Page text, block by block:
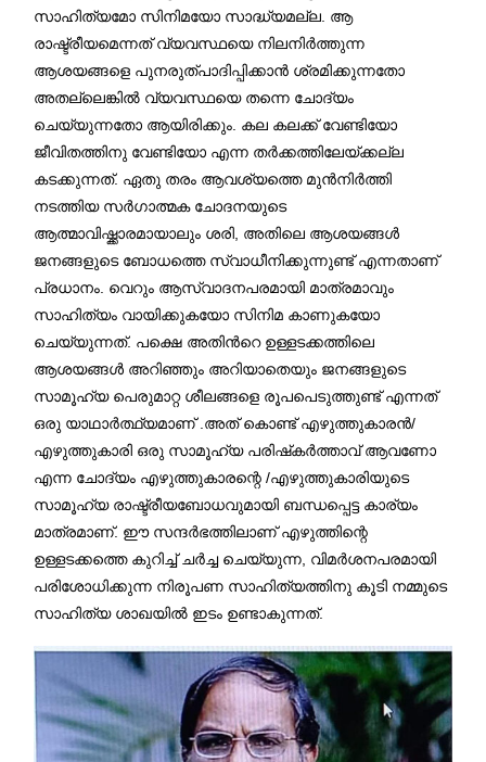
സാഹിത്യമോ സിനിമയോ സാദ്ധ്യമല്ല. ആ
രാഷ്ട്രീയമെന്നത് വ്യവസ്ഥയെ നിലനിർത്തുന്ന
ആശയങ്ങളെ പുനരുത്പാദിപ്പിക്കാൻ ശ്രമിക്കുന്നതോ
അതല്ലെങ്കില്‍ വ്യവസ്ഥയെ തന്നെ ചോദ്യം
ചെയ്യുന്നതോ ആയിരിക്കും. കല കലക്ക് വേണ്ടിയോ
ജീവിതത്തിനു വേണ്ടിയോ എന്ന തർക്കത്തിലേയ്ക്കല്ല
കടക്കുന്നത്. ഏതു തരം ആവശ്യത്തെ മുൻനിർത്തി
നടത്തിയ സർഗാത്മക ചോദനയുടെ
ആത്മാവിഷ്ക്കാരമായാലും ശരി, അതിലെ ആശയങ്ങൾ
ജനങ്ങളുടെ ബോധത്തെ സ്വാധീനിക്കുന്നുണ്ട് എന്നതാണ്
പ്രധാനം. വെറും ആസ്വാദനപരമായി മാത്രമാവും
സാഹിത്യം വായിക്കുകയോ സിനിമ കാണുകയോ
ചെയ്യുന്നത്. പക്ഷെ അതിന്‍റെ ഉള്ളടക്കത്തിലെ
ആശയങ്ങൾ അറിഞ്ഞും അറിയാതെയും ജനങ്ങളുടെ
സാമൂഹ്യ പെരുമാറ്റ ശീലങ്ങളെ രൂപപെടുത്തുണ്ട് എന്നത്
ഒരു യാഥാർത്ഥ്യമാണ് .അത് കൊണ്ട് എഴുത്തുകാരൻ/
എഴുത്തുകാരി ഒരു സാമൂഹ്യ പരിഷ്‌കർത്താവ് ആവണോ
എന്ന ചോദ്യം എഴുത്തുകാരന്റെ /എഴുത്തുകാരിയുടെ
സാമൂഹ്യ രാഷ്ട്രീയബോധവുമായി ബന്ധപ്പെട്ട കാര്യം
മാത്രമാണ്. ഈ സന്ദര്‍ഭത്തിലാണ് എഴുത്തിന്റെ
ഉള്ളടക്കത്തെ കുറിച്ച് ചർച്ച ചെയ്യുന്ന, വിമര്‍ശനപരമായി
പരിശോധിക്കുന്ന നിരൂപണ സാഹിത്യത്തിനു കൂടി നമ്മുടെ
സാഹിത്യ ശാഖയിൽ ഇടം ഉണ്ടാകുന്നത്.